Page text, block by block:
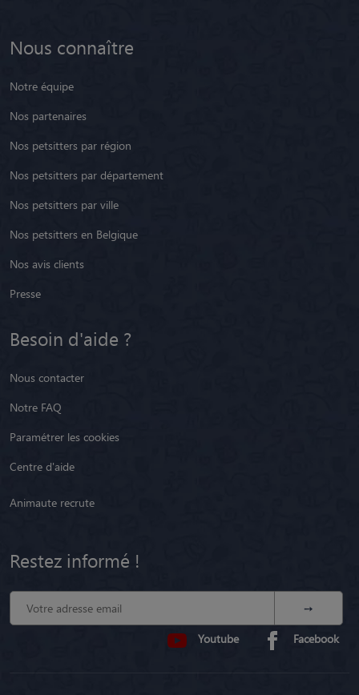
Nous connaître
Notre équipe
Nos partenaires
Nos petsitters par région
Nos petsitters par département
Nos petsitters par ville
Nos petsitters en Belgique
Nos avis clients
Presse
Besoin d'aide ?
Nous contacter
Notre FAQ
Paramétrer les cookies
Centre d'aide
Animaute recrute
Restez informé !
Youtube Facebook